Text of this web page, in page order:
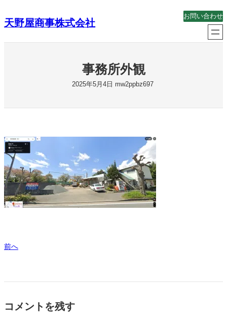
容
天野屋商事株式会社
お問い合わせ
事務所外観
2025年5月4日 mw2ppbz697
前へ
コメントを残す